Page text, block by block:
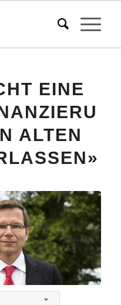
EINE
ALTEN